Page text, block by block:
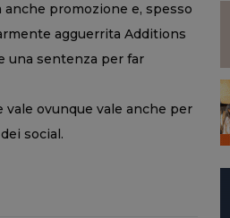
promozione e, spesso
agguerrita Additions
una sentenza per far
vale ovunque vale anche per
social.